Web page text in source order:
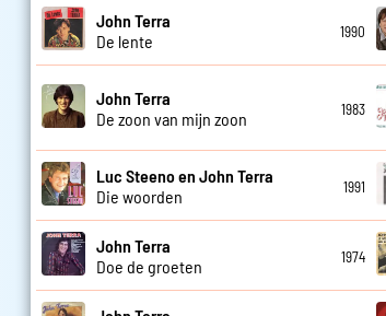
John Terra
De lente
1990
John Terra
De zoon van mijn zoon
1983
Luc Steeno en John Terra
Die woorden
1991
John Terra
Doe de groeten
1974